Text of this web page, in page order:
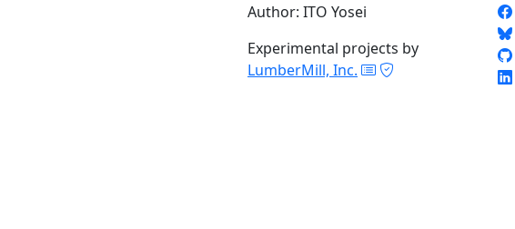
Author: ITO Yosei
Experimental projects by
LumberMill, Inc.